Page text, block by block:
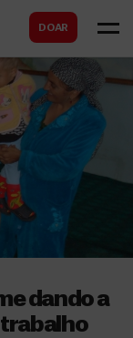
DOAR
dando a
trabalho